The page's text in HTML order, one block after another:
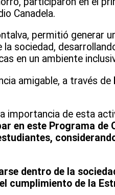
Canadela.
permitió generar
sociedad,
en un ambiente
amigable, a través de
importancia de esta
en este Programa de
dentro de la
cumplimiento de la